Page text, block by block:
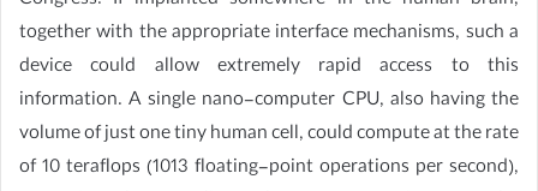
together with the appropriate interface mechanisms, such a
device could allow extremely rapid access to this
information. A single nano-computer CPU, also having the
volume of just one tiny human cell, could compute at the rate
of 10 teraflops (1013 floating-point operations per second),